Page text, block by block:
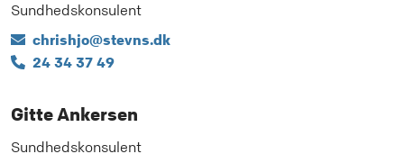
Sundhedskonsulent
chrishjo@stevns.dk
24 34 37 49
Gitte Ankersen
Sundhedskonsulent